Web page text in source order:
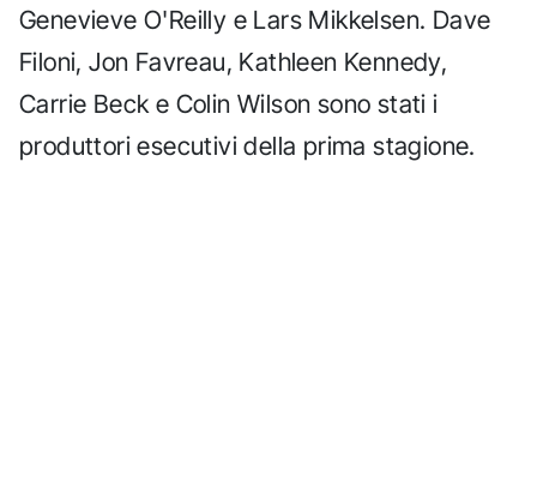
Genevieve O'Reilly e Lars Mikkelsen. Dave
Filoni, Jon Favreau, Kathleen Kennedy,
Carrie Beck e Colin Wilson sono stati i
produttori esecutivi della prima stagione.